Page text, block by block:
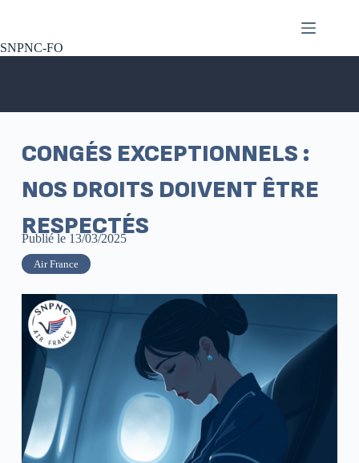
SNPNC-FO
CONGÉS EXCEPTIONNELS :
NOS DROITS DOIVENT ÊTRE
RESPECTÉS
Publié le 13/03/2025
Air France